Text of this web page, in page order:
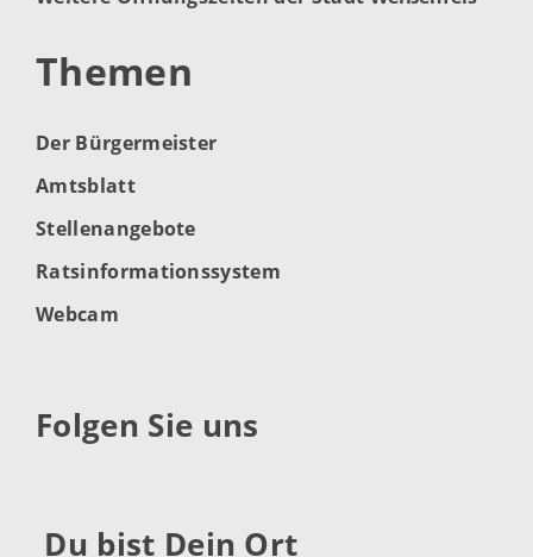
Themen
Der Bürgermeister
Amtsblatt
Stellenangebote
Ratsinformationssystem
Webcam
Folgen Sie uns
Du bist Dein Ort